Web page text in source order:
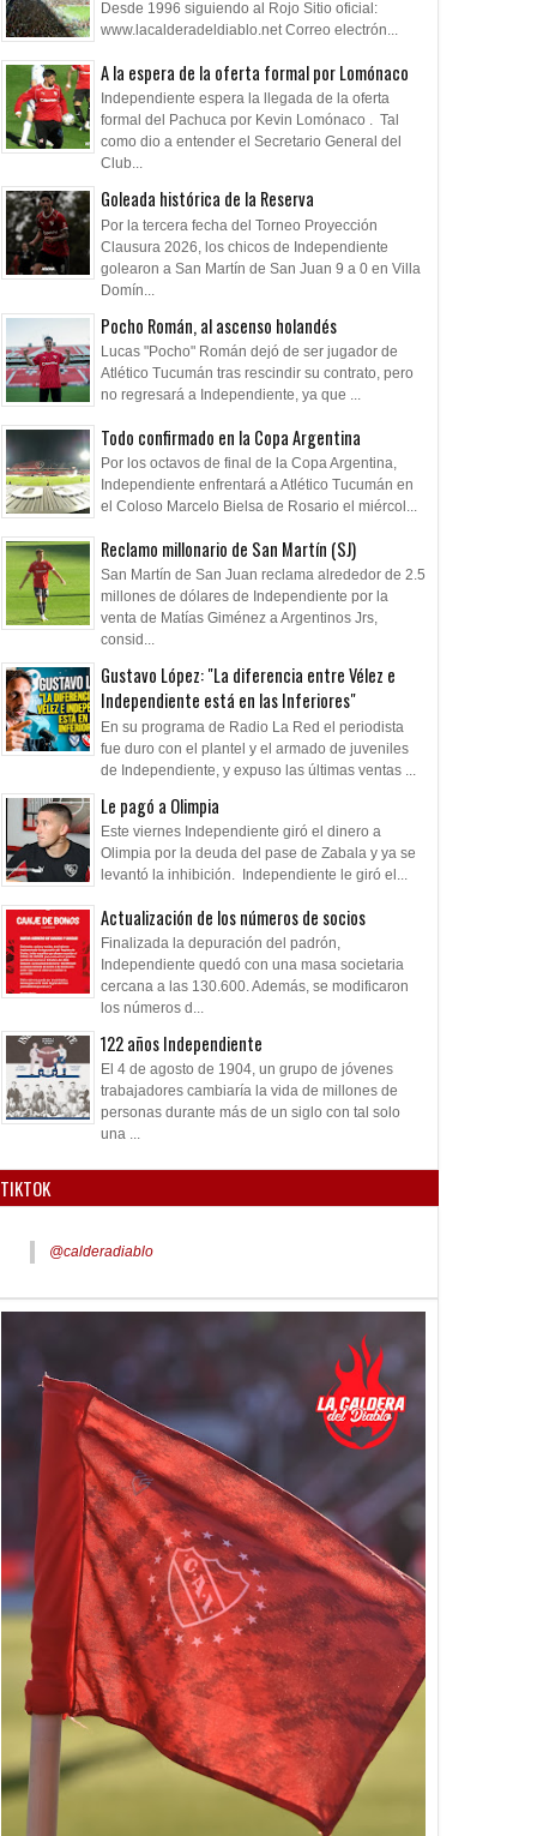
Desde 1996 siguiendo al Rojo Sitio oficial:
www.lacalderadeldiablo.net Correo electrón...
A la espera de la oferta formal por Lomónaco
Independiente espera la llegada de la oferta
formal del Pachuca por Kevin Lomónaco . Tal
como dio a entender el Secretario General del
Club...
Goleada histórica de la Reserva
Por la tercera fecha del Torneo Proyección
Clausura 2026, los chicos de Independiente
golearon a San Martín de San Juan 9 a 0 en Villa
Domín...
Pocho Román, al ascenso holandés
Lucas "Pocho" Román dejó de ser jugador de
Atlético Tucumán tras rescindir su contrato, pero
no regresará a Independiente, ya que ...
Todo confirmado en la Copa Argentina
Por los octavos de final de la Copa Argentina,
Independiente enfrentará a Atlético Tucumán en
el Coloso Marcelo Bielsa de Rosario el miércol...
Reclamo millonario de San Martín (SJ)
San Martín de San Juan reclama alrededor de 2.5
millones de dólares de Independiente por la
venta de Matías Giménez a Argentinos Jrs,
consid...
Gustavo López: "La diferencia entre Vélez e
Independiente está en las Inferiores"
En su programa de Radio La Red el periodista
fue duro con el plantel y el armado de juveniles
de Independiente, y expuso las últimas ventas ...
Le pagó a Olimpia
Este viernes Independiente giró el dinero a
Olimpia por la deuda del pase de Zabala y ya se
levantó la inhibición. Independiente le giró el...
Actualización de los números de socios
Finalizada la depuración del padrón,
Independiente quedó con una masa societaria
cercana a las 130.600. Además, se modificaron
los números d...
122 años Independiente
El 4 de agosto de 1904, un grupo de jóvenes
trabajadores cambiaría la vida de millones de
personas durante más de un siglo con tal solo
una ...
TIKTOK
@calderadiablo